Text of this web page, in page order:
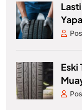
Eski